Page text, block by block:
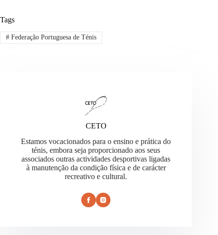
Tags
#Federação Portuguesa de Ténis
CETO
Estamos vocacionados para o ensino e prática do
ténis, embora seja proporcionado aos seus
associados outras actividades desportivas ligadas
à manutenção da condição física e de carácter
recreativo e cultural.